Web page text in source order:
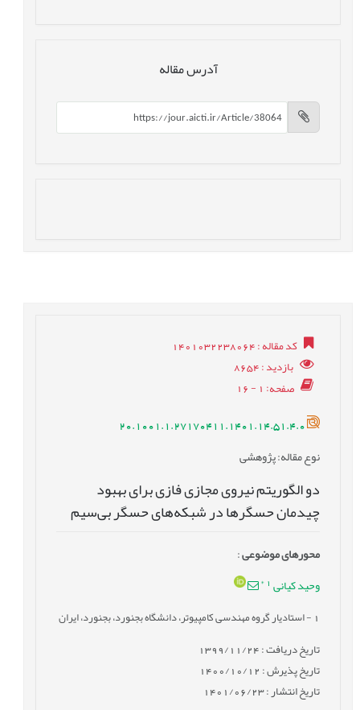
آدرس مقاله
کد مقاله: 1401032238064
بازدید: 8654
صفحه: 1 - 16
20.1001.1.27170411.1401.14.51.4.0
نوع مقاله: پژوهشی
دو الگوریتم نیروی مجازی فازی برای بهبود
چیدمان حسگرها در شبکه‌های حسگر بی‌سیم
محورهای موضوعی:
وحید کیانی *
- استادیار گروه مهندسی کامپیوتر، دانشگاه بجنورد، بجنورد، ایران
تاریخ دریافت : 1399/11/24
تاریخ پذیرش : 1400/10/12
تاریخ انتشار : 1401/06/23